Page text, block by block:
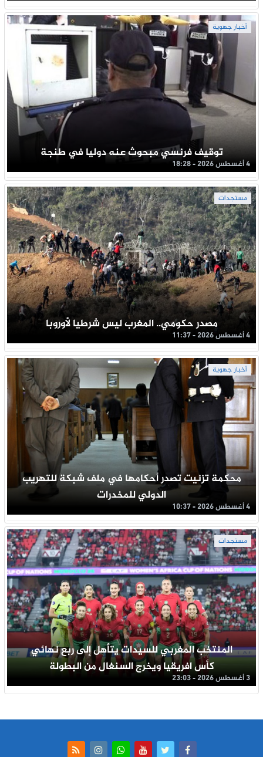
أخبار جهوية
توقيف فرنسي مبحوث عنه دوليا في طنجة
4 أغسطس 2026 - 18:28
مستجدات
مصدر حكومي.. المغرب ليس شرطيا لأوروبا
4 أغسطس 2026 - 11:37
أخبار جهوية
محكمة تزنيت تصدر أحكامها في ملف شبكة للتهريب
الدولي للمخدرات
4 أغسطس 2026 - 10:37
مستجدات
المنتخب المغربي للسيدات يتأهل إلى ربع نهائي
كأس افريقيا ويخرج السنغال من البطولة
3 أغسطس 2026 - 23:03